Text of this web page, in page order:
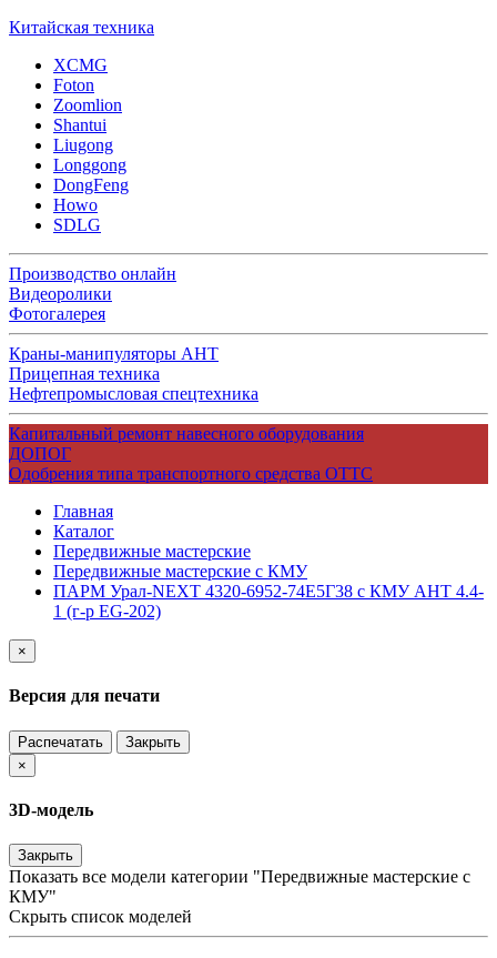
Китайская техника
XCMG
Foton
Zoomlion
Shantui
Liugong
Longgong
DongFeng
Howo
SDLG
Производство онлайн
Видеоролики
Фотогалерея
Краны-манипуляторы АНТ
Прицепная техника
Нефтепромысловая спецтехника
Капитальный ремонт навесного оборудования
ДОПОГ
Одобрения типа транспортного средства ОТТС
Главная
Каталог
Передвижные мастерские
Передвижные мастерские с КМУ
ПАРМ Урал-NEXT 4320-6952-74Е5Г38 с КМУ АНТ 4.4-
1 (г-р EG-202)
×
Версия для печати
Распечатать
Закрыть
×
3D-модель
Закрыть
Показать все модели категории "Передвижные мастерские с
КМУ"
Скрыть список моделей